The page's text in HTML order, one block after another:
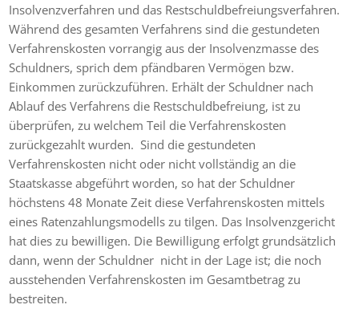
Insolvenzverfahren und das Restschuldbefreiungsverfahren.
Während des gesamten Verfahrens sind die gestundeten
Verfahrenskosten vorrangig aus der Insolvenzmasse des
Schuldners, sprich dem pfändbaren Vermögen bzw.
Einkommen zurückzuführen. Erhält der Schuldner nach
Ablauf des Verfahrens die Restschuldbefreiung, ist zu
überprüfen, zu welchem Teil die Verfahrenskosten
zurückgezahlt wurden. Sind die gestundeten
Verfahrenskosten nicht oder nicht vollständig an die
Staatskasse abgeführt worden, so hat der Schuldner
höchstens 48 Monate Zeit diese Verfahrenskosten mittels
eines Ratenzahlungsmodells zu tilgen. Das Insolvenzgericht
hat dies zu bewilligen. Die Bewilligung erfolgt grundsätzlich
dann, wenn der Schuldner nicht in der Lage ist; die noch
ausstehenden Verfahrenskosten im Gesamtbetrag zu
bestreiten.